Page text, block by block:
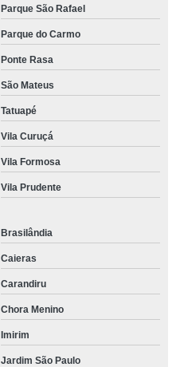
Parque São Rafael
Parque do Carmo
Ponte Rasa
São Mateus
Tatuapé
Vila Curuçá
Vila Formosa
Vila Prudente
Brasilândia
Caieras
Carandiru
Chora Menino
Imirim
Jardim São Paulo